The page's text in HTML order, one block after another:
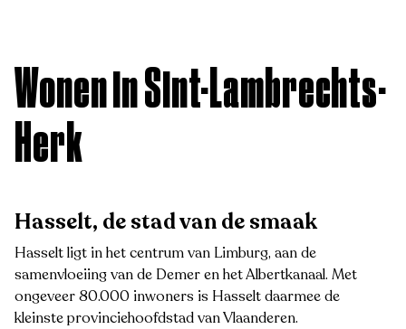
Wonen in Sint-Lambrechts-
Herk
Hasselt, de stad van de smaak
Hasselt ligt in het centrum van Limburg, aan de
samenvloeiing van de Demer en het Albertkanaal. Met
ongeveer 80.000 inwoners is Hasselt daarmee de
kleinste provinciehoofdstad van Vlaanderen.